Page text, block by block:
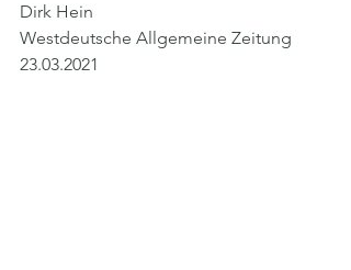
Dirk Hein
Westdeutsche Allgemeine Zeitung
23.03.2021